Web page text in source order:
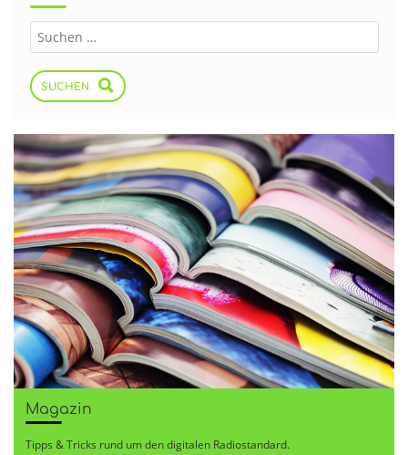
SUCHEN
Magazin
Tipps & Tricks rund um den digitalen Radiostandard.